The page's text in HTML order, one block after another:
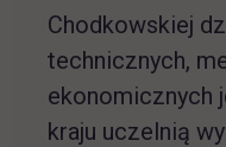
Chodkowskiej
technicznych,
ekonomicznych
kraju uczelnią